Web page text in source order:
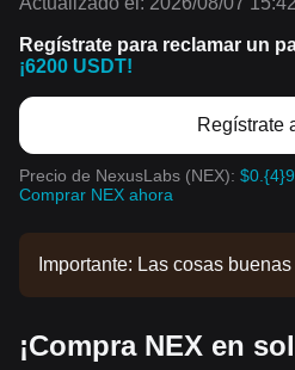
Regístrate para reclamar un
¡6200 USDT!
Regístrate
Precio de NexusLabs (NEX):
Comprar NEX ahora
Importante: Las cosas
sobre los listados. Una vez
¡Compra NEX en